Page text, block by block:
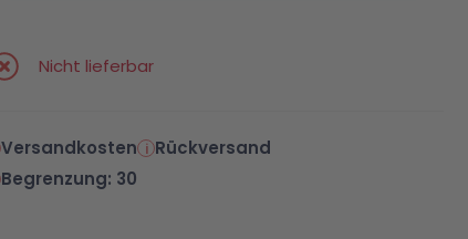
Nicht lieferbar
Versandkosten
Rückversand
Begrenzung: 30